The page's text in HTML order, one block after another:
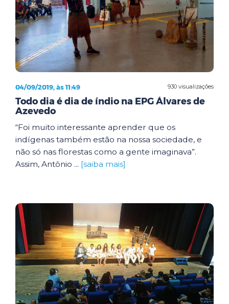
930 visualizações
04/09/2019, às 11:49
Todo dia é dia de índio na EPG Álvares de
Azevedo
“Foi muito interessante aprender que os
indígenas também estão na nossa sociedade, e
não só nas florestas como a gente imaginava”.
Assim, Antônio ... [saiba mais]